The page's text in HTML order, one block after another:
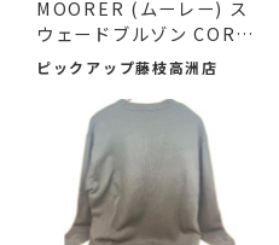
MOORER (ムーレー) ス
ウェードブルゾン COREL
I-UR ...
ピックアップ藤枝高洲店